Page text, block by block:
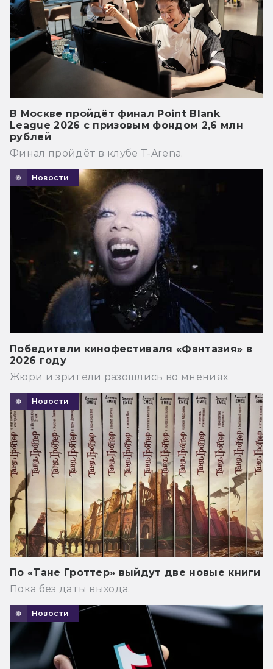
В Москве пройдёт финал Point Blank
League 2026 с призовым фондом 2,6 млн
рублей
Финал пройдёт в клубе T-Arena.
Новости
Победители кинофестиваля «Фантазия» в
2026 году
Жюри и зрители разошлись во мнениях
Новости
По «Тане Гроттер» выйдут две новые книги
Пока без даты выхода.
Новости